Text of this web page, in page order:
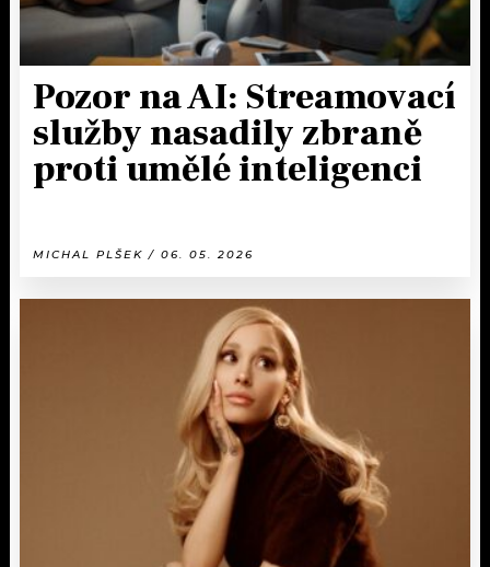
Pozor na AI: Streamovací
služby nasadily zbraně
proti umělé inteligenci
MICHAL PLŠEK / 06. 05. 2026